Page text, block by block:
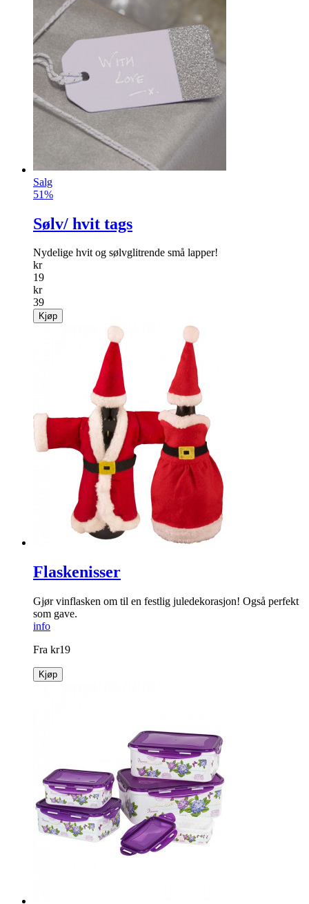
Salg
51%
Sølv/ hvit tags
Nydelige hvit og sølvglitrende små lapper!
kr
19
kr
39
Kjøp
Flaskenisser
Gjør vinflasken om til en festlig jule­dekorasjon! Også perfekt
som gave.
info
Fra kr19
Kjøp